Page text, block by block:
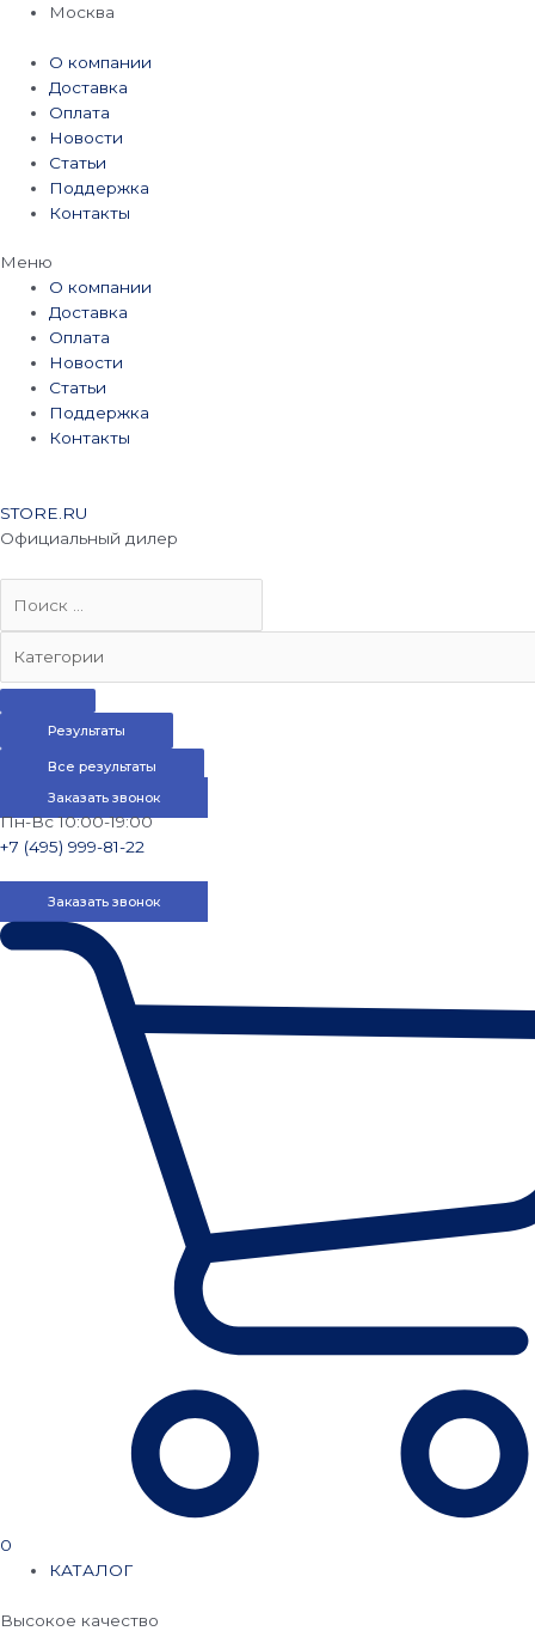
Перейти
содержимому
Москва
О компании
Доставка
Оплата
Новости
Статьи
Поддержка
Контакты
Меню
О компании
Доставка
Оплата
Новости
Статьи
Поддержка
Контакты
STORE.RU
Официальный дилер
Результаты
Все результаты
Заказать звонок
Пн-Вс 10:00-19:00
+7 (495) 999-81-22
Заказать звонок
0
КАТАЛОГ
Высокое качество